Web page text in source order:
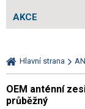
AKCE
Hlavní strana
OEM anténní
průběžný